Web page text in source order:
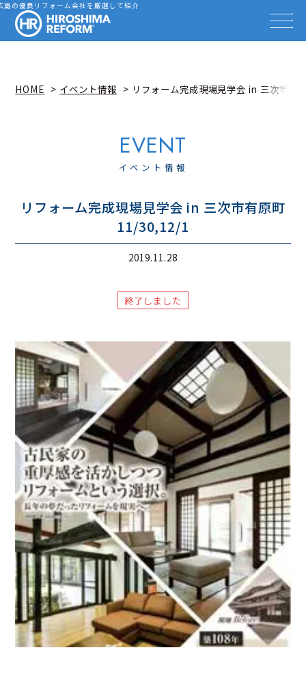
島の優良リフォーム会社を厳選して紹介
HIROSHIMA REFORM – 広島で
会社を探す
事例を見る
事例解説動画
イベント情報
広島リフォーム相談カウンター
HOME イベント情報 リフォーム完成現場見学会 in 三次市有
イベント情報
リフォーム完成現場見学会 in 三次市有原町
11/30,12/1
2019.11.28
終了しました